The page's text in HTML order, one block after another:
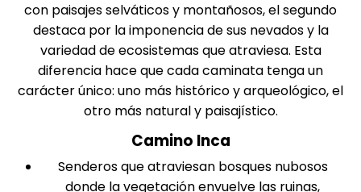
con paisajes selváticos y montañosos, el segundo
destaca por la imponencia de sus nevados y la
variedad de ecosistemas que atraviesa. Esta
diferencia hace que cada caminata tenga un
carácter único: uno más histórico y arqueológico, el
otro más natural y paisajístico.
Camino Inca
Senderos que atraviesan bosques nubosos
donde la vegetación envuelve las ruinas,